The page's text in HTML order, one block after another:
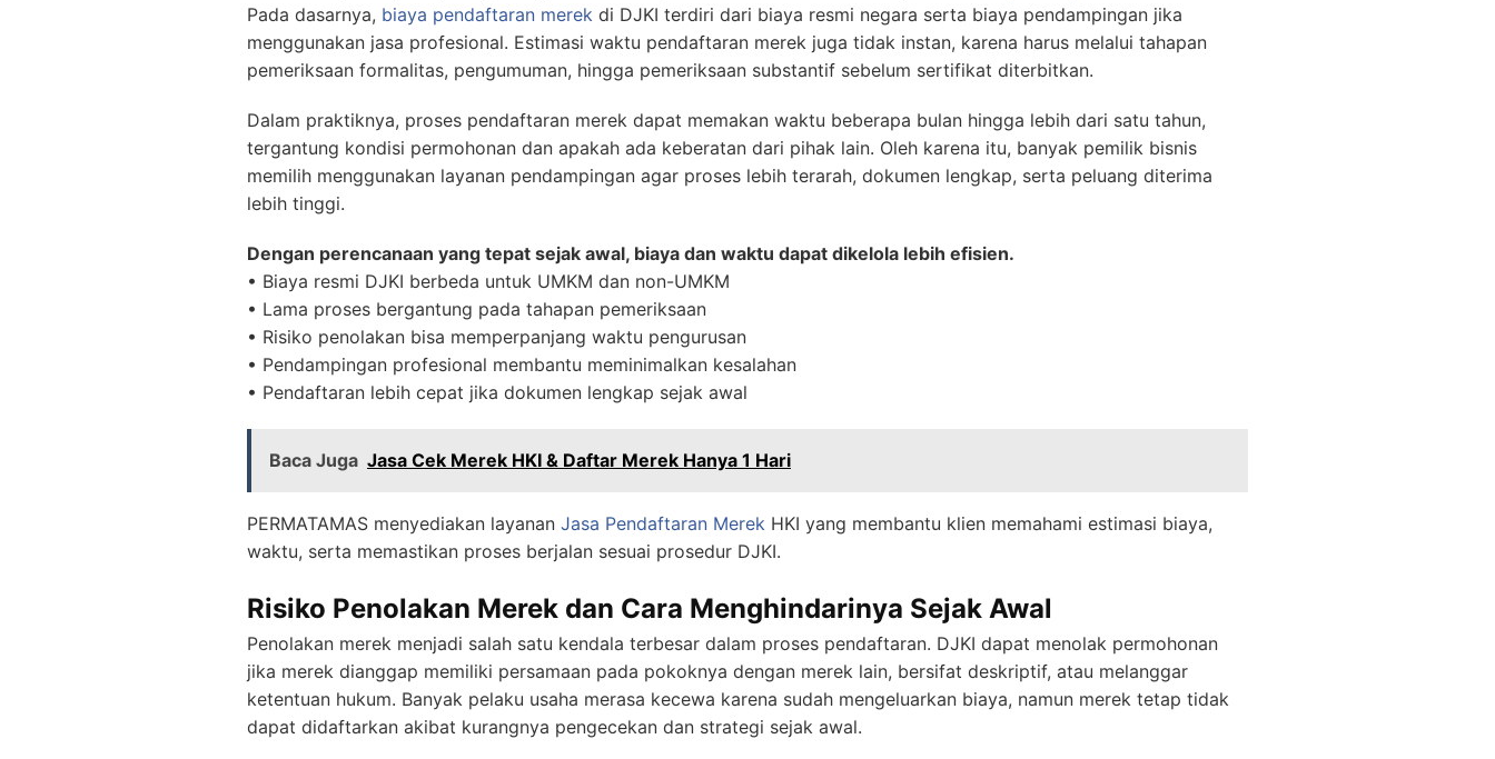
Pada dasarnya, biaya pendaftaran merek di DJKI terdiri dari biaya resmi negara serta biaya pendampingan jika
menggunakan jasa profesional. Estimasi waktu pendaftaran merek juga tidak instan, karena harus melalui tahapan
pemeriksaan formalitas, pengumuman, hingga pemeriksaan substantif sebelum sertifikat diterbitkan.
Dalam praktiknya, proses pendaftaran merek dapat memakan waktu beberapa bulan hingga lebih dari satu tahun,
tergantung kondisi permohonan dan apakah ada keberatan dari pihak lain. Oleh karena itu, banyak pemilik bisnis
memilih menggunakan layanan pendampingan agar proses lebih terarah, dokumen lengkap, serta peluang diterima
lebih tinggi.
Dengan perencanaan yang tepat sejak awal, biaya dan waktu dapat dikelola lebih efisien.
• Biaya resmi DJKI berbeda untuk UMKM dan non-UMKM
• Lama proses bergantung pada tahapan pemeriksaan
• Risiko penolakan bisa memperpanjang waktu pengurusan
• Pendampingan profesional membantu meminimalkan kesalahan
• Pendaftaran lebih cepat jika dokumen lengkap sejak awal
Baca Juga Jasa Cek Merek HKI & Daftar Merek Hanya 1 Hari
PERMATAMAS menyediakan layanan Jasa Pendaftaran Merek HKI yang membantu klien memahami estimasi biaya,
waktu, serta memastikan proses berjalan sesuai prosedur DJKI.
Risiko Penolakan Merek dan Cara Menghindarinya Sejak Awal
Penolakan merek menjadi salah satu kendala terbesar dalam proses pendaftaran. DJKI dapat menolak permohonan
jika merek dianggap memiliki persamaan pada pokoknya dengan merek lain, bersifat deskriptif, atau melanggar
ketentuan hukum. Banyak pelaku usaha merasa kecewa karena sudah mengeluarkan biaya, namun merek tetap tidak
dapat didaftarkan akibat kurangnya pengecekan dan strategi sejak awal.